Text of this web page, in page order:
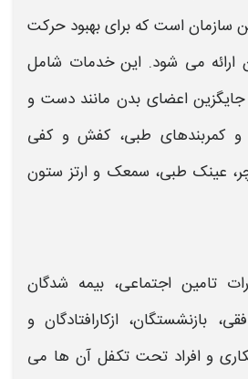
سازمان است که برای بهبود حرکت
ارائه می‌ شود. این خدمات شامل
اعضای بدن مانند دست و
کمربندهای طبی، کفش و کفی
عینک طبی، سمعک و ارتز ستون
تامین اجتماعی، بیمه‌ شدگان
بازنشستگان، ازکارافتادگان و
و افراد تحت تکفل آن‌ ها می‌